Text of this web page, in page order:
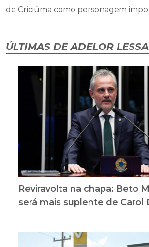
de Criciúma como personagem
ÚLTIMAS DE ADELOR LESSA
Reviravolta na chapa: Beto
será mais suplente de Carol